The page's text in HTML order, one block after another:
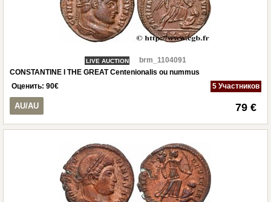
LIVE AUCTION
brm_1104091
CONSTANTINE I THE GREAT Centenionalis ou nummus
Оценить: 90€ 5 Участников
AU/AU 79 €